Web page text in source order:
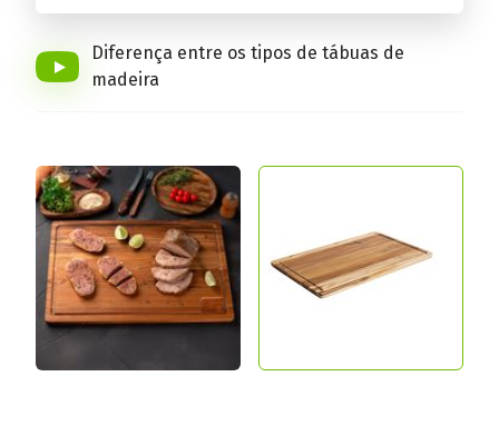
Diferença entre os tipos de tábuas de
madeira